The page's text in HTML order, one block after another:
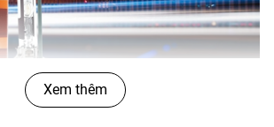
Xem thêm